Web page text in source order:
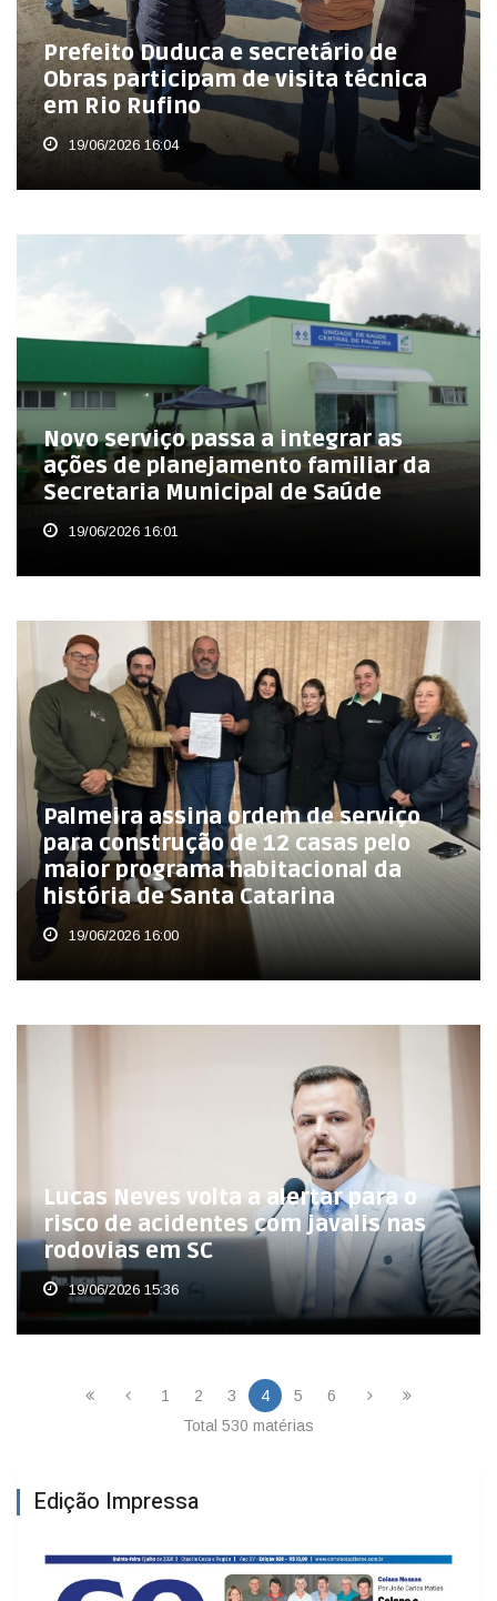
Prefeito Duduca e secretário de
Obras participam de visita técnica
em Rio Rufino
19/06/2026 16:04
Novo serviço passa a integrar as
ações de planejamento familiar da
Secretaria Municipal de Saúde
19/06/2026 16:01
Palmeira assina ordem de serviço
para construção de 12 casas pelo
maior programa habitacional da
história de Santa Catarina
19/06/2026 16:00
Lucas Neves volta a alertar para o
risco de acidentes com javalis nas
rodovias em SC
19/06/2026 15:36
1 2 3 4 5
6
Total 530 matérias
Edição Impressa